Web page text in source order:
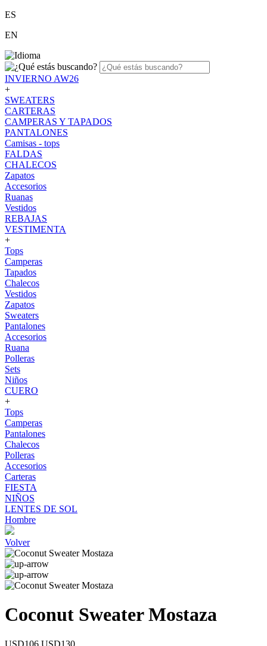
ES
EN
INVIERNO AW26
+
SWEATERS
CARTERAS
CAMPERAS Y TAPADOS
PANTALONES
Camisas - tops
FALDAS
CHALECOS
Zapatos
Accesorios
Ruanas
Vestidos
REBAJAS
VESTIMENTA
+
Tops
Camperas
Tapados
Chalecos
Vestidos
Zapatos
Sweaters
Pantalones
Accesorios
Ruana
Polleras
Sets
Niños
CUERO
+
Tops
Camperas
Pantalones
Chalecos
Polleras
Accesorios
Carteras
FIESTA
NIÑOS
LENTES DE SOL
Hombre
Volver
Coconut Sweater Mostaza
USD106 USD130